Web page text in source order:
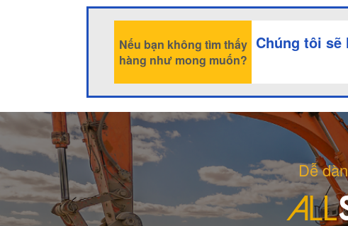
Nếu bạn không tìm thấy
hàng như mong muốn?
Chúng tôi
Dễ